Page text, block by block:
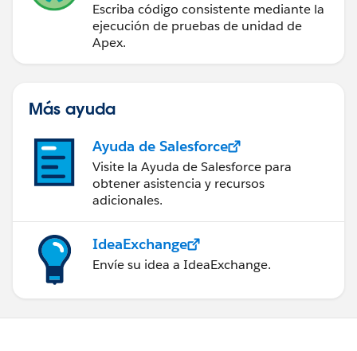
Escriba código consistente mediante la
ejecución de pruebas de unidad de
Apex.
Más ayuda
Ayuda de Salesforce
Visite la Ayuda de Salesforce para
obtener asistencia y recursos
adicionales.
IdeaExchange
Envíe su idea a IdeaExchange.